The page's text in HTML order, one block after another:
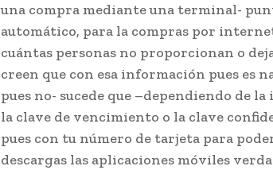
una compra mediante una terminal-
automático, para la compras por
cuántas personas no proporcionan o
creen que con esa información pues es
pues no- sucede que –dependiendo de
la clave de vencimiento o la clave
pues con tu número de tarjeta para
descargas las aplicaciones móviles